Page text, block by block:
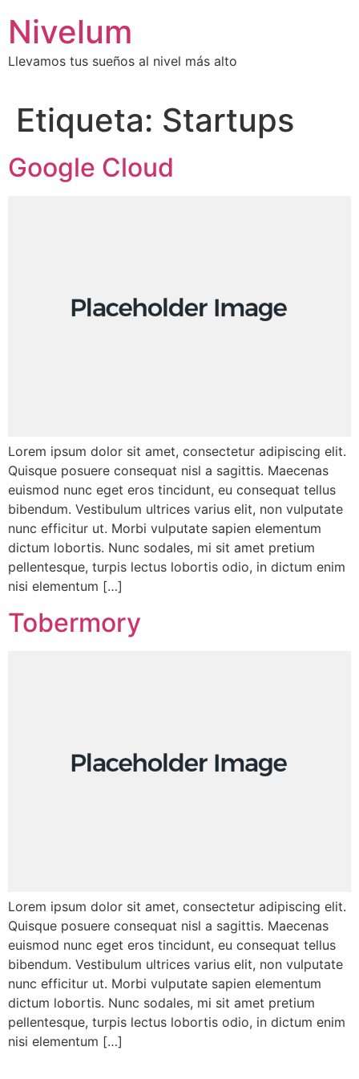
contenido
Nivelum
Llevamos tus sueños al nivel más alto
Etiqueta: Startups
Google Cloud
Lorem ipsum dolor sit amet, consectetur adipiscing elit.
Quisque posuere consequat nisl a sagittis. Maecenas
euismod nunc eget eros tincidunt, eu consequat tellus
bibendum. Vestibulum ultrices varius elit, non vulputate
nunc efficitur ut. Morbi vulputate sapien elementum
dictum lobortis. Nunc sodales, mi sit amet pretium
pellentesque, turpis lectus lobortis odio, in dictum enim
nisi elementum […]
Tobermory
Lorem ipsum dolor sit amet, consectetur adipiscing elit.
Quisque posuere consequat nisl a sagittis. Maecenas
euismod nunc eget eros tincidunt, eu consequat tellus
bibendum. Vestibulum ultrices varius elit, non vulputate
nunc efficitur ut. Morbi vulputate sapien elementum
dictum lobortis. Nunc sodales, mi sit amet pretium
pellentesque, turpis lectus lobortis odio, in dictum enim
nisi elementum […]